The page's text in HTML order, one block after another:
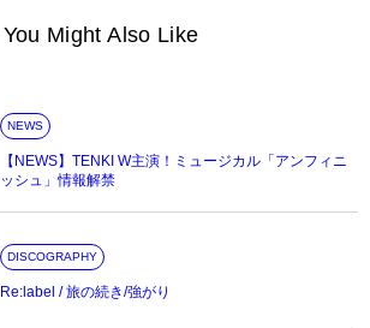
You Might Also Like
NEWS
【NEWS】TENKI W主演！ミュージカル「アンフィニ
ッシュ」情報解禁
DISCOGRAPHY
Re:label / 旅の続き/強がり